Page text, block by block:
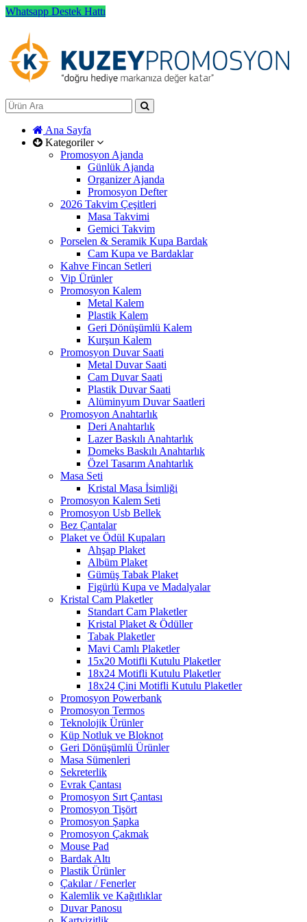
Whatsapp Destek Hattı
Ana Sayfa
Kategoriler
Promosyon Ajanda
Günlük Ajanda
Organizer Ajanda
Promosyon Defter
2026 Takvim Çeşitleri
Masa Takvimi
Gemici Takvim
Porselen & Seramik Kupa Bardak
Cam Kupa ve Bardaklar
Kahve Fincan Setleri
Vip Ürünler
Promosyon Kalem
Metal Kalem
Plastik Kalem
Geri Dönüşümlü Kalem
Kurşun Kalem
Promosyon Duvar Saati
Metal Duvar Saati
Cam Duvar Saati
Plastik Duvar Saati
Alüminyum Duvar Saatleri
Promosyon Anahtarlık
Deri Anahtarlık
Lazer Baskılı Anahtarlık
Domeks Baskılı Anahtarlık
Özel Tasarım Anahtarlık
Masa Seti
Kristal Masa İsimliği
Promosyon Kalem Seti
Promosyon Usb Bellek
Bez Çantalar
Plaket ve Ödül Kupaları
Ahşap Plaket
Albüm Plaket
Gümüş Tabak Plaket
Figürlü Kupa ve Madalyalar
Kristal Cam Plaketler
Standart Cam Plaketler
Kristal Plaket & Ödüller
Tabak Plaketler
Mavi Camlı Plaketler
15x20 Motifli Kutulu Plaketler
18x24 Motifli Kutulu Plaketler
18x24 Çini Motifli Kutulu Plaketler
Promosyon Powerbank
Promosyon Termos
Teknolojik Ürünler
Küp Notluk ve Bloknot
Geri Dönüşümlü Ürünler
Masa Sümenleri
Sekreterlik
Evrak Çantası
Promosyon Sırt Çantası
Promosyon Tişört
Promosyon Şapka
Promosyon Çakmak
Mouse Pad
Bardak Altı
Plastik Ürünler
Çakılar / Fenerler
Kalemlik ve Kağıtlıklar
Duvar Panosu